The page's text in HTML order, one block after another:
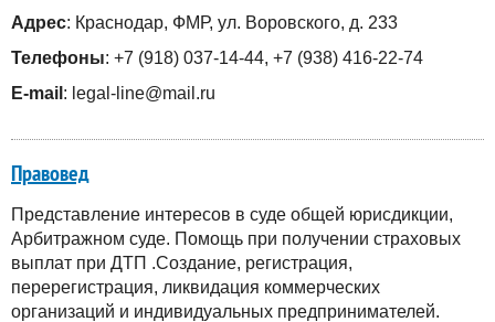
Адрес: Краснодар, ФМР, ул. Воровского, д. 233
Телефоны: +7 (918) 037-14-44, +7 (938) 416-22-74
E-mail : legal-line@mail.ru
Правовед
Представление интересов в суде общей юрисдикции,
Арбитражном суде. Помощь при получении страховых
выплат при ДТП .Создание, регистрация,
перерегистрация, ликвидация коммерческих
организаций и индивидуальных предпринимателей.